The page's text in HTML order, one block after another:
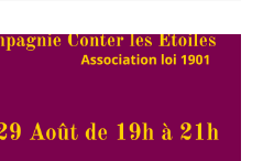
invite 4 amies conteuses
leurs contes avec vous,
et celui de vos enfants.